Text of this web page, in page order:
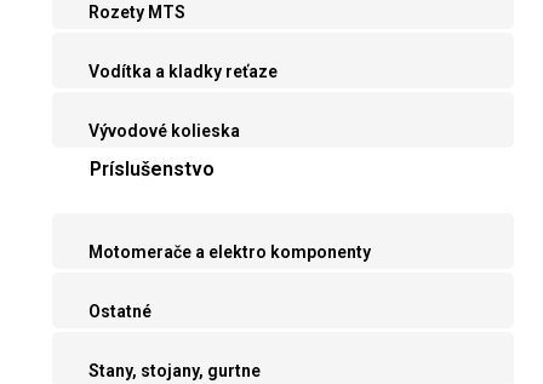
Rozety MTS
Vodítka a kladky reťaze
Vývodové kolieska
Príslušenstvo
Motomerače a elektro komponenty
Ostatné
Stany, stojany, gurtne